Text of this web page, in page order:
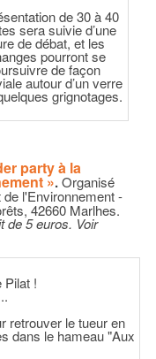
de 30 à 40
sera suivie d’une
de débat, et les
pourront se
de façon
autour d’un verre
grignotages.
party à la
».Organisé
l'Environnement -
42660 Marlhes.
de 5 euros. Voir
Pilat !
retrouver le tueur en
dans le hameau "Aux